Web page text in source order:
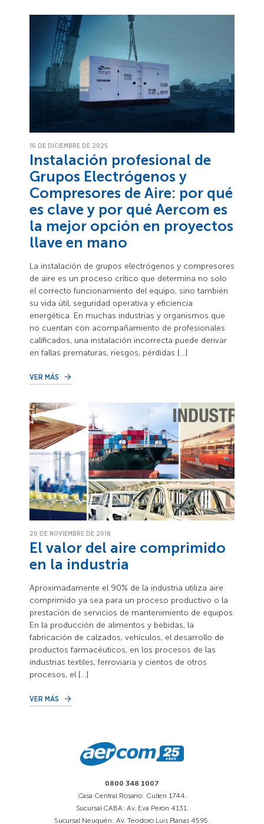
16 DE DICIEMBRE DE 2025
Instalación profesional de
Grupos Electrógenos y
Compresores de Aire: por qué
es clave y por qué Aercom es
la mejor opción en proyectos
llave en mano
La instalación de grupos electrógenos y compresores
de aire es un proceso crítico que determina no solo
el correcto funcionamiento del equipo, sino también
su vida útil, seguridad operativa y eficiencia
energética. En muchas industrias y organismos que
no cuentan con acompañamiento de profesionales
calificados, una instalación incorrecta puede derivar
en fallas prematuras, riesgos, pérdidas […]
VER MÁS
20 DE NOVIEMBRE DE 2018
El valor del aire comprimido
en la industria
Aproximadamente el 90% de la industria utiliza aire
comprimido ya sea para un proceso productivo o la
prestación de servicios de mantenimiento de equipos.
En la producción de alimentos y bebidas, la
fabricación de calzados, vehículos, el desarrollo de
productos farmacéuticos, en los procesos de las
industrias textiles, ferroviaria y cientos de otros
procesos, el […]
VER MÁS
0800 348 1007
Casa Central Rosario: Cullen 1744.
Sucursal CABA: Av. Eva Perón 4131.
Sucursal Neuquén: Av. Teodoro Luis Planas 4595.